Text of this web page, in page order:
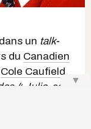
un talk-
du Canadien
Cole Caufield,
4 Julie, ce
▼